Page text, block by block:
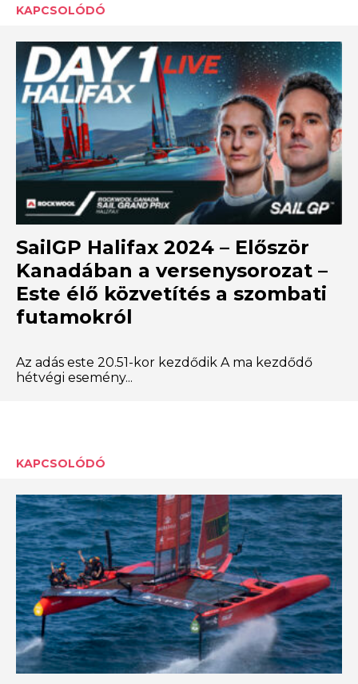
KAPCSOLÓDÓ
SailGP Halifax 2024 – Először
Kanadában a versenysorozat –
Este élő közvetítés a szombati
futamokról
Az adás este 20.51-kor kezdődik A ma kezdődő
hétvégi esemény...
KAPCSOLÓDÓ